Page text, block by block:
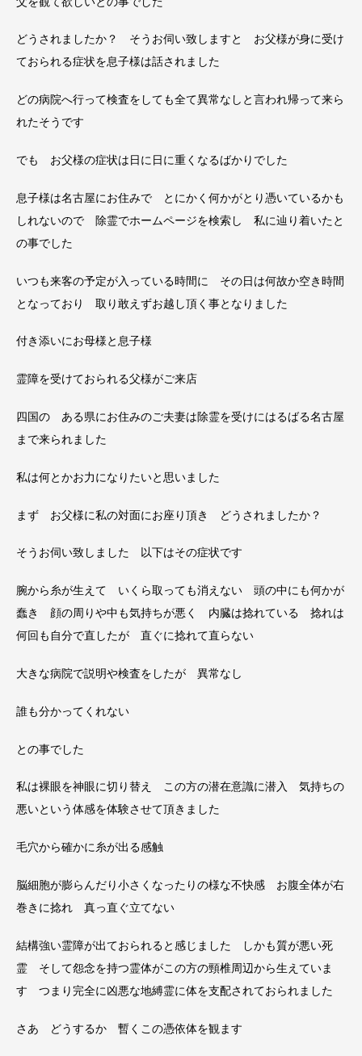
どうされましたか？ そうお伺い致しますと お父様が身に受け
ておられる症状を息子様は話されました
どの病院へ行って検査をしても全て異常なしと言われ帰って来ら
れたそうです
でも お父様の症状は日に日に重くなるばかりでした
息子様は名古屋にお住みで とにかく何かがとり憑いているかも
しれないので 除霊でホームページを検索し 私に辿り着いたと
の事でした
いつも来客の予定が入っている時間に その日は何故か空き時間
となっており 取り敢えずお越し頂く事となりました
付き添いにお母様と息子様
霊障を受けておられる父様がご来店
四国の ある県にお住みのご夫妻は除霊を受けにはるばる名古屋
まで来られました
私は何とかお力になりたいと思いました
まず お父様に私の対面にお座り頂き どうされましたか？
そうお伺い致しました 以下はその症状です
腕から糸が生えて いくら取っても消えない 頭の中にも何かが
蠢き 顔の周りや中も気持ちが悪く 内臓は捻れている 捻れは
何回も自分で直したが 直ぐに捻れて直らない
大きな病院で説明や検査をしたが 異常なし
誰も分かってくれない
との事でした
私は裸眼を神眼に切り替え この方の潜在意識に潜入 気持ちの
悪いという体感を体験させて頂きました
毛穴から確かに糸が出る感触
脳細胞が膨らんだり小さくなったりの様な不快感 お腹全体が右
巻きに捻れ 真っ直ぐ立てない
結構強い霊障が出ておられると感じました しかも質が悪い死
霊 そして怨念を持つ霊体がこの方の頸椎周辺から生えていま
す つまり完全に凶悪な地縛霊に体を支配されておられました
さあ どうするか 暫くこの憑依体を観ます